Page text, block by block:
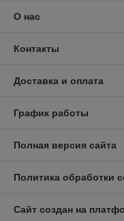
О нас
Контакты
Доставка и оплата
График работы
Полная версия сайта
Политика обработки
Сайт создан на